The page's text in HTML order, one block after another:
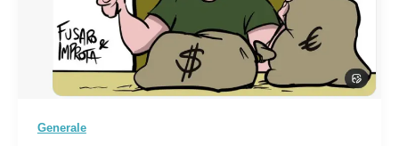
Generale